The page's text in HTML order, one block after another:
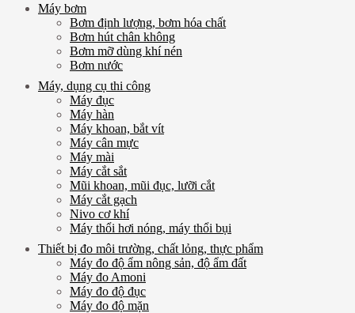
Máy bơm
Bơm định lượng, bơm hóa chất
Bơm hút chân không
Bơm mỡ dùng khí nén
Bơm nước
Máy, dụng cụ thi công
Máy đục
Máy hàn
Máy khoan, bắt vít
Máy cân mực
Máy mài
Máy cắt sắt
Mũi khoan, mũi đục, lưỡi cắt
Máy cắt gạch
Nivo cơ khí
Máy thổi hơi nóng, máy thổi bụi
Thiết bị đo môi trường, chất lỏng, thực phẩm
Máy đo độ ẩm nông sản, độ ẩm đất
Máy đo Amoni
Máy đo độ đục
Máy đo độ mặn